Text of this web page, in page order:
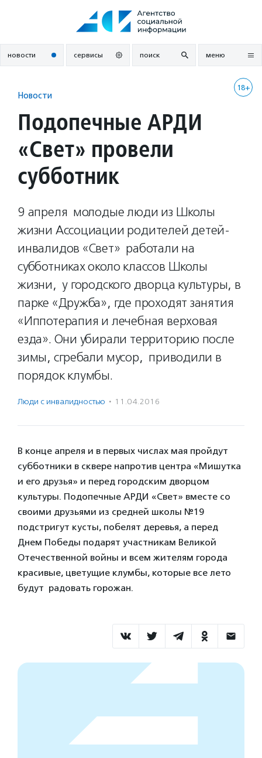
новости сервисы поиск меню
18+
Новости
Подопечные АРДИ
«Свет» провели
субботник
9 апреля молодые люди из Школы
жизни Ассоциации родителей детей-
инвалидов «Свет» работали на
субботниках около классов Школы
жизни, у городского дворца культуры, в
парке «Дружба», где проходят занятия
«Иппотерапия и лечебная верховая
езда». Они убирали территорию после
зимы, сгребали мусор, приводили в
порядок клумбы.
Люди с инвалидностью · 11.04.2016
В конце апреля и в первых числах мая пройдут
субботники в сквере напротив центра «Мишутка
и его друзья» и перед городским дворцом
культуры. Подопечные АРДИ «Свет» вместе со
своими друзьями из средней школы №19
подстригут кусты, побелят деревья, а перед
Днем Победы подарят участникам Великой
Отечественной войны и всем жителям города
красивые, цветущие клумбы, которые все лето
будут радовать горожан.